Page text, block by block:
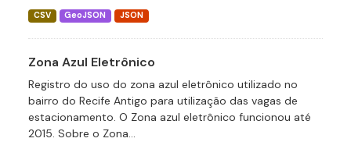
CSV GeoJSON JSON
Zona Azul Eletrônico
Registro do uso do zona azul eletrônico utilizado no
bairro do Recife Antigo para utilização das vagas de
estacionamento. O Zona azul eletrônico funcionou até
2015. Sobre o Zona...